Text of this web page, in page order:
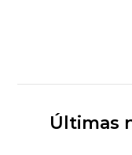
Últimas